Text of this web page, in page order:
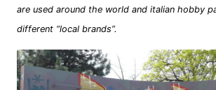
are used around the world and italian hobby
different “local brands”.